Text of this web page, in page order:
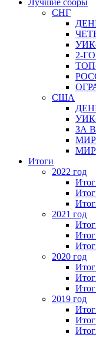
Лучшие сборы
СНГ
2-
США
ЗА
Итоги
2022 год
2021 год
2020 год
2019 год